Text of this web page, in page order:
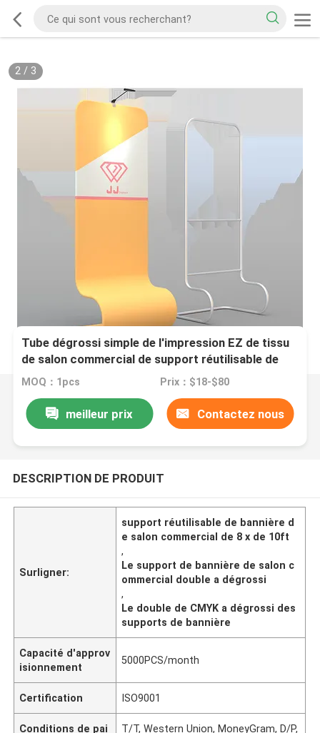
2/ 3
Tube dégrossi simple de l'impression EZ de tissu
de salon commercial de support réutilisable de
bannière double
MOQ：1pcs Prix：$18-$80
meilleur prix Contactez nous
DESCRIPTION DE PRODUIT
Surligner:
support réutilisable de bannière d
e salon commercial de 8 x de 10ft
,
Le support de bannière de salon c
ommercial double a dégrossi
,
Le double de CMYK a dégrossi des
supports de bannière
Capacité d'approv
isionnement
5000PCS/month
Certification ISO9001
Conditions de pai
T/T, Western Union, MoneyGram, D/P,